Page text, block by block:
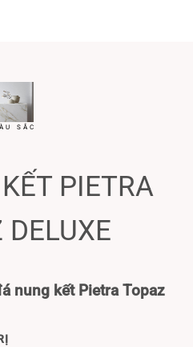
SẮC
PIETRA
DELUXE
nung kết Pietra Topaz